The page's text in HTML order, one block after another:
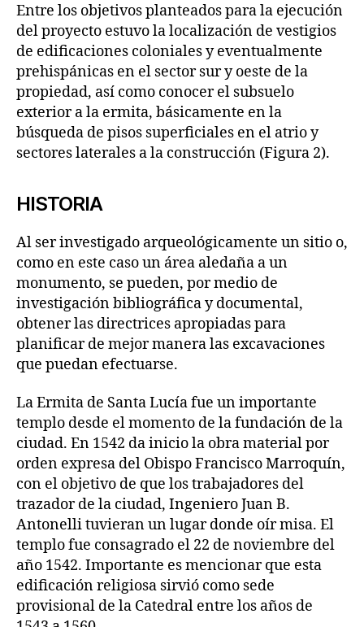
Entre los objetivos planteados para la ejecución
del proyecto estuvo la localización de vestigios
de edificaciones coloniales y eventualmente
prehispánicas en el sector sur y oeste de la
propiedad, así como conocer el subsuelo
exterior a la ermita, básicamente en la
búsqueda de pisos superficiales en el atrio y
sectores laterales a la construcción (Figura 2).
HISTORIA
Al ser investigado arqueológicamente un sitio o,
como en este caso un área aledaña a un
monumento, se pueden, por medio de
investigación bibliográfica y documental,
obtener las directrices apropiadas para
planificar de mejor manera las excavaciones
que puedan efectuarse.
La Ermita de Santa Lucía fue un importante
templo desde el momento de la fundación de la
ciudad. En 1542 da inicio la obra material por
orden expresa del Obispo Francisco Marroquín,
con el objetivo de que los trabajadores del
trazador de la ciudad, Ingeniero Juan B.
Antonelli tuvieran un lugar donde oír misa. El
templo fue consagrado el 22 de noviembre del
año 1542. Importante es mencionar que esta
edificación religiosa sirvió como sede
provisional de la Catedral entre los años de